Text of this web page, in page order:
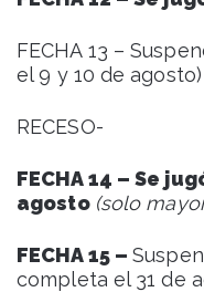
FECHA 13 –
el 9 y 10 de agosto)
RECESO-
FECHA 14 – Se
agosto (solo
FECHA 15 –
completa el 31 de